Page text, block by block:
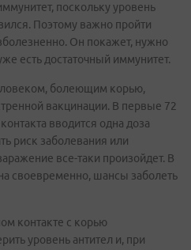
поскольку уровень
Поэтому важно пройти
Он покажет, нужно
есть достаточный иммунитет.
болеющим корью,
вакцинации. В первые 72
вводится одна доза
риск заболевания или
все-таки произойдет. В
своевременно, шансы заболеть
контакте с корью
уровень антител и, при